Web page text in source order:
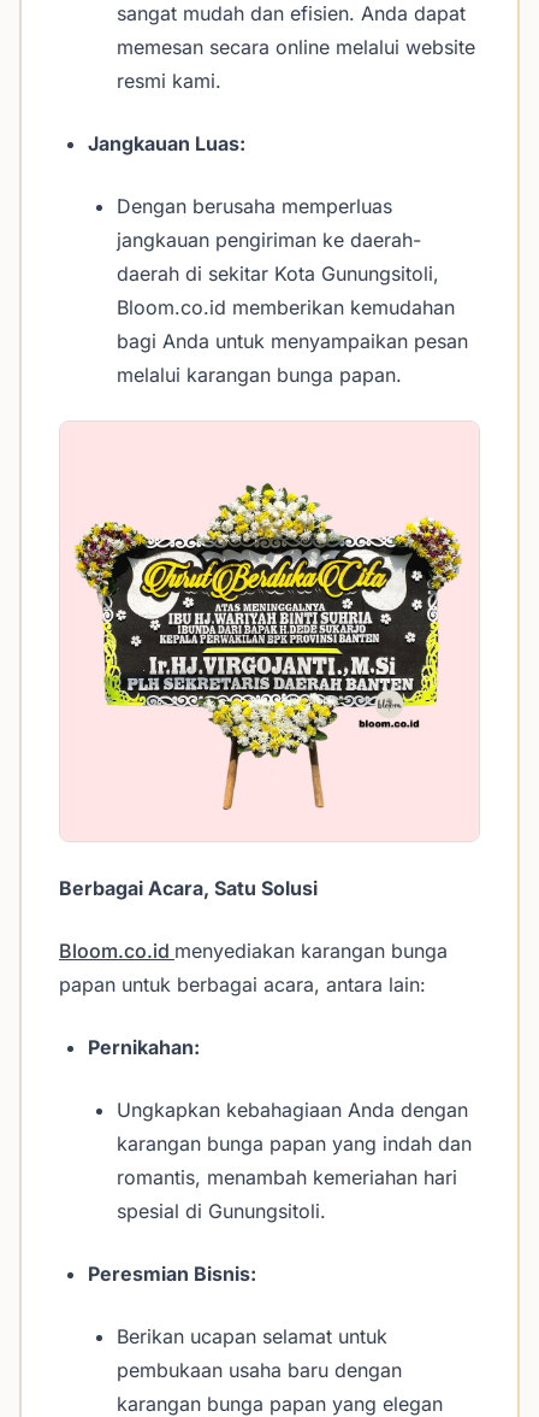
sangat mudah dan efisien. Anda dapat
memesan secara online melalui website
resmi kami.
Jangkauan Luas:
Dengan berusaha memperluas
jangkauan pengiriman ke daerah-
daerah di sekitar Kota Gunungsitoli,
Bloom.co.id memberikan kemudahan
bagi Anda untuk menyampaikan pesan
melalui karangan bunga papan.
Berbagai Acara, Satu Solusi
Bloom.co.id menyediakan karangan bunga
papan untuk berbagai acara, antara lain:
Pernikahan:
Ungkapkan kebahagiaan Anda dengan
karangan bunga papan yang indah dan
romantis, menambah kemeriahan hari
spesial di Gunungsitoli.
Peresmian Bisnis:
Berikan ucapan selamat untuk
pembukaan usaha baru dengan
karangan bunga papan yang elegan